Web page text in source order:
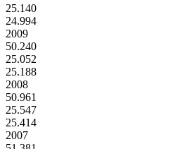
25.140
24.994
2009
50.240
25.052
25.188
2008
50.961
25.547
25.414
2007